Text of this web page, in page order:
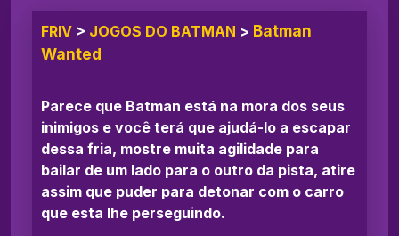
FRIV > JOGOS DO BATMAN > Batman
Wanted
Parece que Batman está na mora dos seus
inimigos e você terá que ajudá-lo a escapar
dessa fria, mostre muita agilidade para
bailar de um lado para o outro da pista, atire
assim que puder para detonar com o carro
que esta lhe perseguindo.